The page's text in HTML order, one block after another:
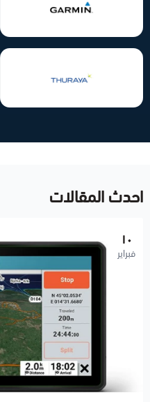
احدث المقالات
١٠
فبراير